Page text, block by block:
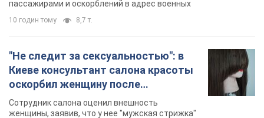
Видео
пассажирами и оскорблений в адрес военных
10 годин тому 8,7 т.
"Не следит за сексуальностью": в
Киеве консультант салона красоты
оскорбил женщину после
химиотерапии, разгорелся скандал.
Фото
Сотрудник салона оценил внешность
женщины, заявив, что у нее "мужская стрижка"